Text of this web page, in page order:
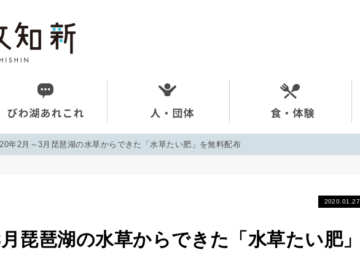
年2月～3月琵琶湖の水草からできた「水草たい肥」を無料配布
2020.01.27
琵琶湖の水草からできた「水草たい肥」